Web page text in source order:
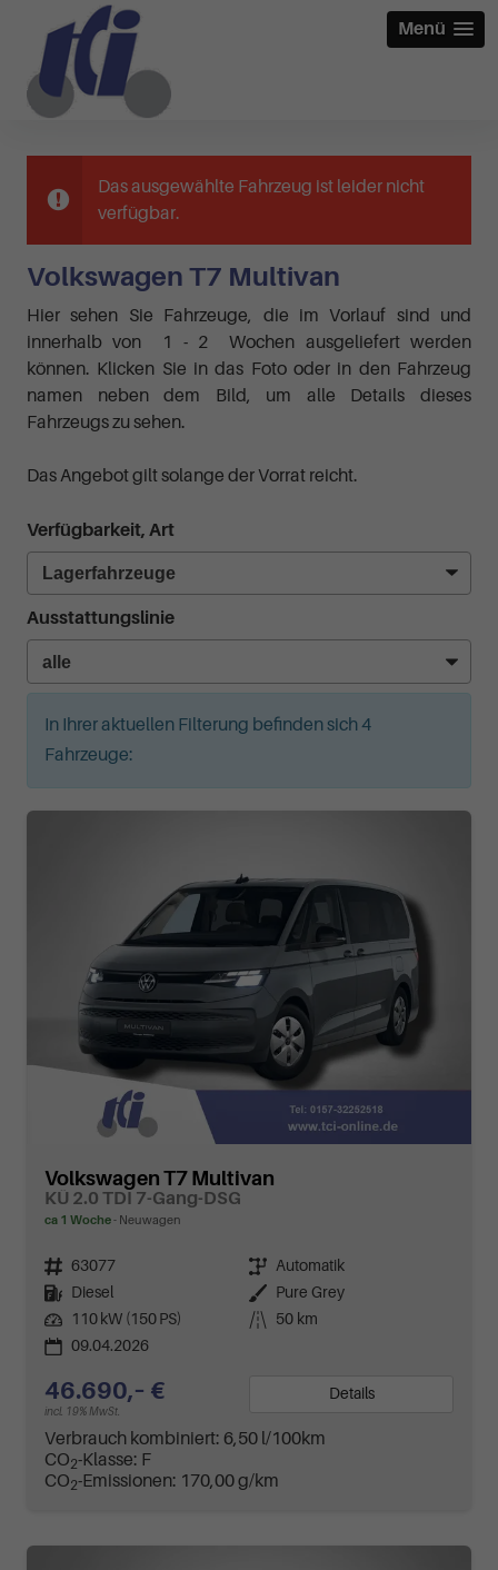
Menü
Das ausgewählte Fahrzeug ist leider nicht
verfügbar.
Volkswagen T7 Multivan
Hier sehen Sie Fahrzeuge, die im Vorlauf sind und
innerhalb von 1 - 2 Wochen ausgeliefert werden
können. Klicken Sie in das Foto oder in den Fahrzeug
namen neben dem Bild, um alle Details dieses
Fahrzeugs zu sehen.
Das Angebot gilt solange der Vorrat reicht.
Verfügbarkeit, Art
Ausstattungslinie
In Ihrer aktuellen Filterung befinden sich4
Fahrzeuge:
Volkswagen T7 Multivan
KÜ 2.0 TDI 7-Gang-DSG
ca 1 Woche Neuwagen
Fahrzeugnr. 63077 Getriebe Automatik
Kraftstoff
Diesel Außenfarbe
Pure Grey
Leistung
110 kW (150 PS) Kilometerstand
50 km
09.04.2026
46.690,– €
incl. 19% MwSt.
Details
Verbrauch kombiniert: 6,50 l/100km
CO2-Klasse: F
CO2-Emissionen: 170,00 g/km